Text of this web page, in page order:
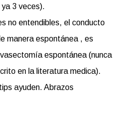
3 veces).
no entendibles, el conducto
manera espontánea , es
espontánea (nunca
en la literatura medica).
ayuden. Abrazos